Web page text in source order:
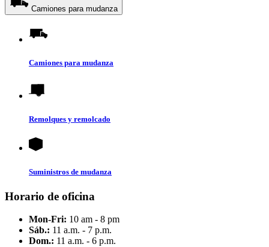
Camiones para mudanza
Camiones para mudanza
Remolques y remolcado
Suministros de mudanza
Horario de oficina
Mon-Fri: 10 am - 8 pm
Sáb.: 11 a.m. - 7 p.m.
Dom.: 11 a.m. - 6 p.m.